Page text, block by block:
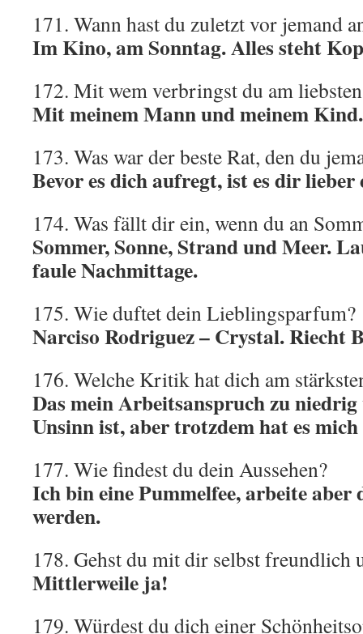
171. Wann hast du zuletzt vor jemand
Im Kino, am Sonntag. Alles steht
172. Mit wem verbringst du am
Mit meinem Mann und meinem Kind.
173. Was war der beste Rat, den du
Bevor es dich aufregt, ist es dir lieber
174. Was fällt dir ein, wenn du an
Sommer, Sonne, Strand und Meer.
faule Nachmittage.
175. Wie duftet dein Lieblingsparfum?
Narciso Rodriguez – Crystal. Riecht
176. Welche Kritik hat dich am
Das mein Arbeitsanspruch zu
Unsinn ist, aber trotzdem hat es
177. Wie findest du dein Aussehen?
Ich bin eine Pummelfee, arbeite aber
werden.
178. Gehst du mit dir selbst freundlich
Mittlerweile ja!
179. Würdest du dich einer